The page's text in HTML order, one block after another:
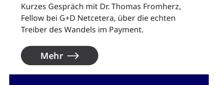
Kurzes Gespräch mit Dr. Thomas Fromherz,
Fellow bei G+D Netcetera, über die echten
Treiber des Wandels im Payment.
Mehr